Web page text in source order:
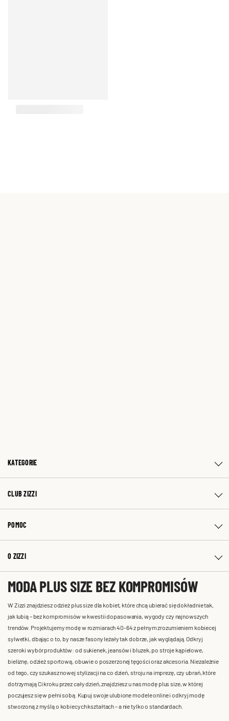
KATEGORIE
CLUB ZIZZI
POMOC
O ZIZZI
MODA PLUS SIZE BEZ KOMPROMISÓW
W Zizzi znajdziesz odzież plus size dla kobiet, które chcą ubierać się dokładnie tak,
jak lubią – bez kompromisów w kwestii dopasowania, wygody czy najnowszych
trendów. Projektujemy modę w rozmiarach 40-64 z pełnym zrozumieniem kobiecej
sylwetki, dbając o to, by nasze fasony leżały tak dobrze, jak wyglądają. Odkryj
szeroki wybór produktów: od sukienek, jeansów i bluzek, po stroje kąpielowe,
bieliznę, odzież sportową, obuwie o poszerzonej tęgości oraz akcesoria. Niezależnie
od tego, czy szukasz nowej stylizacji na co dzień, stroju na imprezę, czy ubrań, które
dotrzymają Ci kroku przez cały dzień, znajdziesz u nas modę plus size, w której
poczujesz się w pełni sobą. Kupuj swoje ulubione modele online i odkryj modę
stworzoną z myślą o kobiecych kształtach – a nie tylko o standardach.